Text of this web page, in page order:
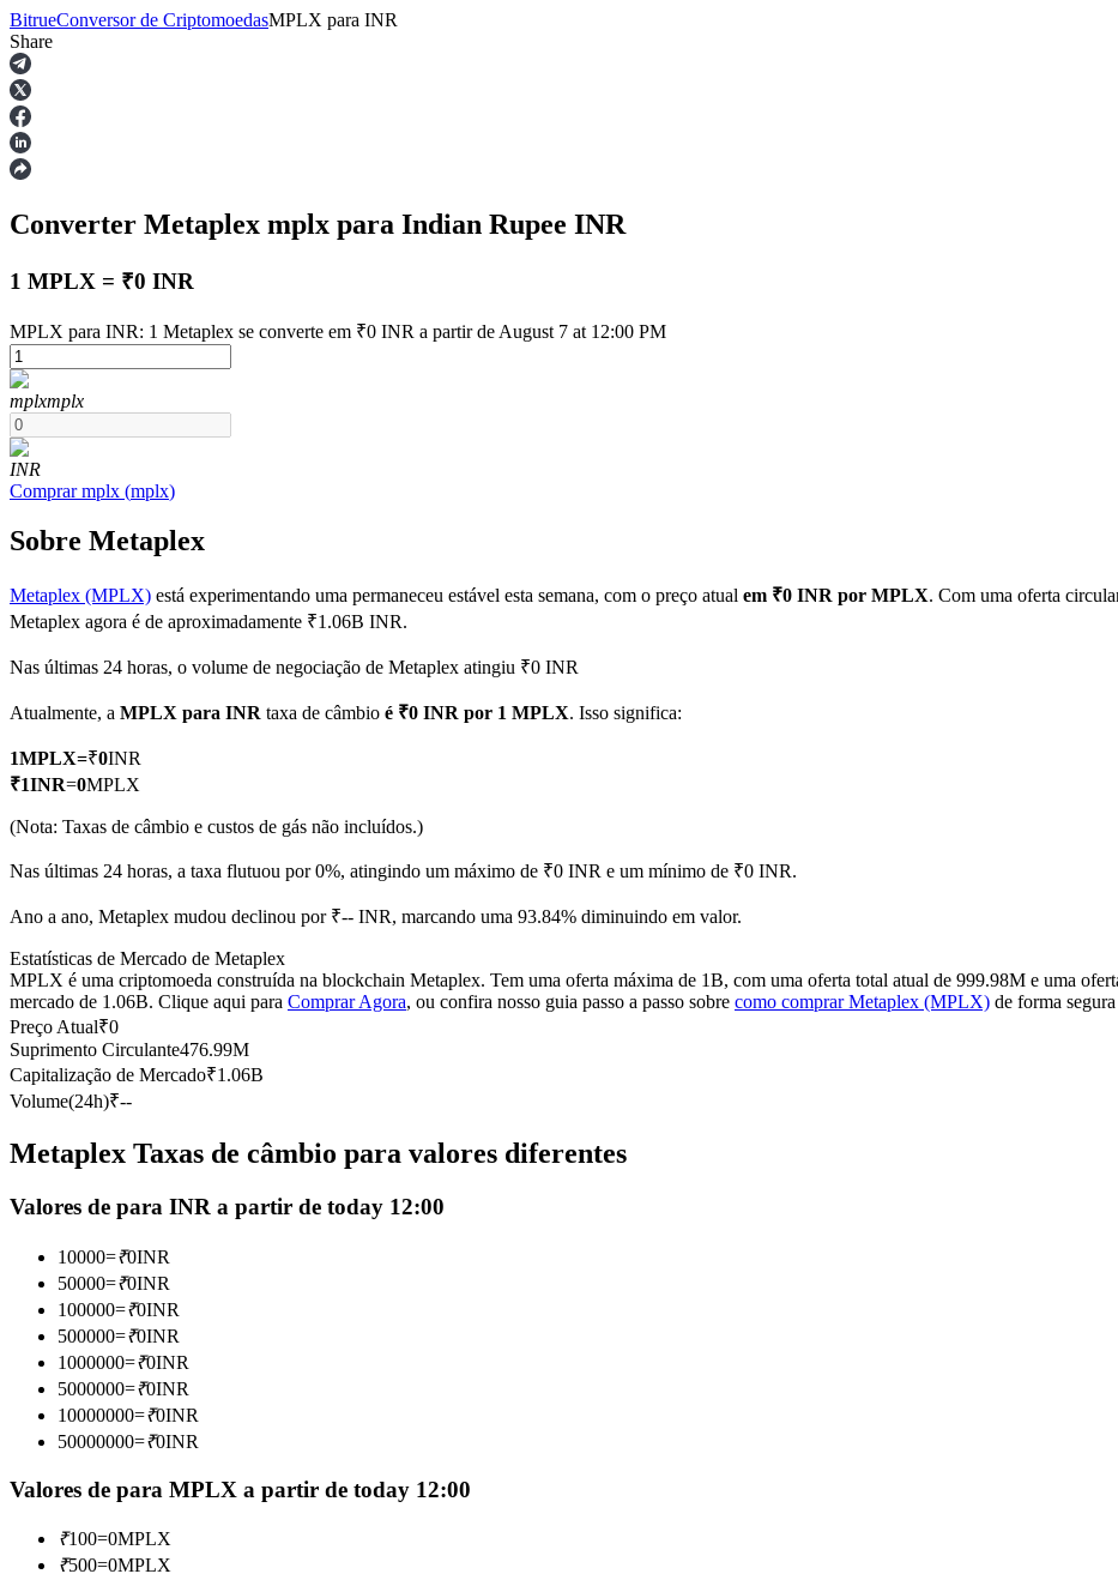
Futuros
Futuros usando USDT como garantia
TradFi
Derivativos de ações, câmbio, metais preciosos e commodities
Futuros de USDC
Futuros usando USDC como garantia
Copiar Trading
Junte-se aos principais traders
BitrueConversor de CriptomoedasMPLX para INR
Share
Converter Metaplex mplx para Indian Rupee INR
1 MPLX = ₹0 INR
MPLX para INR: 1 Metaplex se converte em ₹0 INR a partir de August 7 at 12:00 PM
mplxmplx
INR
Comprar mplx (mplx)
Sobre Metaplex
Metaplex (MPLX) está experimentando uma permaneceu estável esta semana, com o preço atual em ₹0 INR por MPLX. Com uma oferta
Metaplex agora é de aproximadamente ₹1.06B INR.
Nas últimas 24 horas, o volume de negociação de Metaplex atingiu ₹0 INR
Atualmente, a MPLX para INR taxa de câmbio é ₹0 INR por 1 MPLX. Isso significa:
1MPLX=₹0INR
₹1INR=0MPLX
(Nota: Taxas de câmbio e custos de gás não incluídos.)
Nas últimas 24 horas, a taxa flutuou por 0%, atingindo um máximo de ₹0 INR e um mínimo de ₹0 INR.
Ano a ano, Metaplex mudou declinou por ₹-- INR, marcando uma 93.84% diminuindo em valor.
Estatísticas de Mercado de Metaplex
MPLX é uma criptomoeda construída na blockchain Metaplex. Tem uma oferta máxima de 1B, com uma oferta total atual de 999.98M e uma
mercado de 1.06B. Clique aqui para Comprar Agora, ou confira nosso guia passo a passo sobre como comprar Metaplex (MPLX) de forma
Preço Atual₹0
Suprimento Circulante476.99M
Capitalização de Mercado₹1.06B
Volume(24h)₹--
Metaplex Taxas de câmbio para valores diferentes
Valores de para INR a partir de today 12:00
10000=₹0INR
50000=₹0INR
100000=₹0INR
500000=₹0INR
1000000=₹0INR
5000000=₹0INR
10000000=₹0INR
50000000=₹0INR
Valores de para MPLX a partir de today 12:00
₹100=0MPLX
₹500=0MPLX